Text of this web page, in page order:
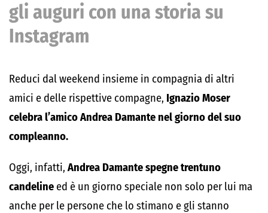
gli auguri con una storia su
Instagram
Reduci dal weekend insieme in compagnia di altri
amici e delle rispettive compagne, Ignazio Moser
celebra l’amico Andrea Damante nel giorno del suo
compleanno.
Oggi, infatti, Andrea Damante spegne trentuno
candeline ed è un giorno speciale non solo per lui ma
anche per le persone che lo stimano e gli stanno